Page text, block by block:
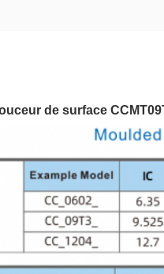
de surface